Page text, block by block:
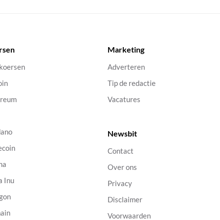
Inu
Marketing
Adverteren
Tip de redactie
Vacatures
Newsbit
Contact
Over ons
Privacy
Disclaimer
Voorwaarden